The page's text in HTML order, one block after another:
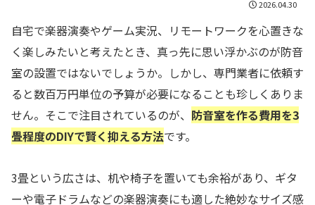
2026.04.30
自宅で楽器演奏やゲーム実況、リモートワークを心置きな
く楽しみたいと考えたとき、真っ先に思い浮かぶのが防音
室の設置ではないでしょうか。しかし、専門業者に依頼す
ると数百万円単位の予算が必要になることも珍しくありま
せん。そこで注目されているのが、 防音室を作る費用を3
畳程度のDIYで賢く抑える方法です。
3畳という広さは、机や椅子を置いても余裕があり、ギタ
ーや電子ドラムなどの楽器演奏にも適した絶妙なサイズ感